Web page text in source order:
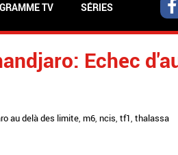
TV SÉRIES
Echec
au delà des limite, m6, ncis, tf1, thalassa